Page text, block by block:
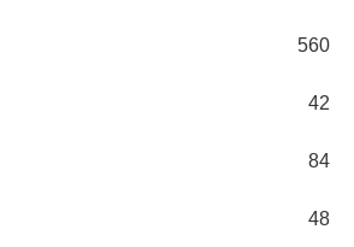
560
42
84
48